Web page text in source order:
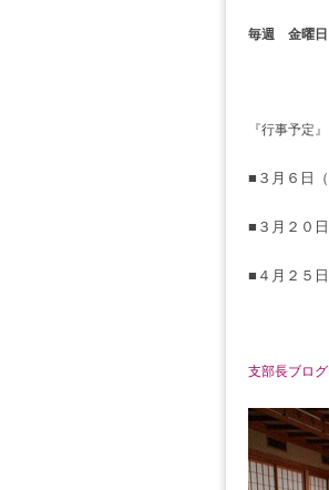
毎週 金曜
『行事予定』
■３月６日
■３月２０
■４月２５
支部長ブログ